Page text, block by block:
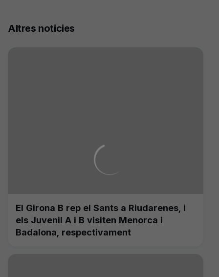
Altres noticies
El Girona B rep el Sants a Riudarenes, i
els Juvenil A i B visiten Menorca i
Badalona, respectivament